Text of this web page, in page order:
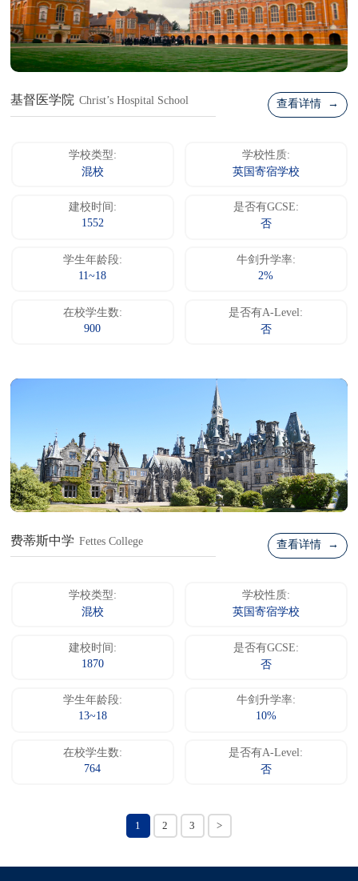
基督医学院 Christ’s Hospital School 查看详情 →
学校类型:
混校
学校性质:
英国寄宿学校
建校时间:
1552
是否有GCSE:
否
学生年龄段:
11~18
牛剑升学率:
2%
在校学生数:
900
是否有A-Level:
否
费蒂斯中学 Fettes College 查看详情 →
学校类型:
混校
学校性质:
英国寄宿学校
建校时间:
1870
是否有GCSE:
否
学生年龄段:
13~18
牛剑升学率:
10%
在校学生数:
764
是否有A-Level:
否
1 2 3 >